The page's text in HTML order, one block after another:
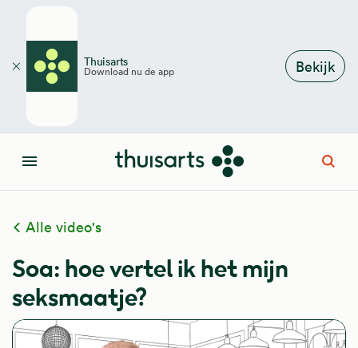
Thuisarts
Download nu de app Bekijk
Sluiten
Menu
Alle video's
Soa: hoe vertel ik het mijn
seksmaatje?